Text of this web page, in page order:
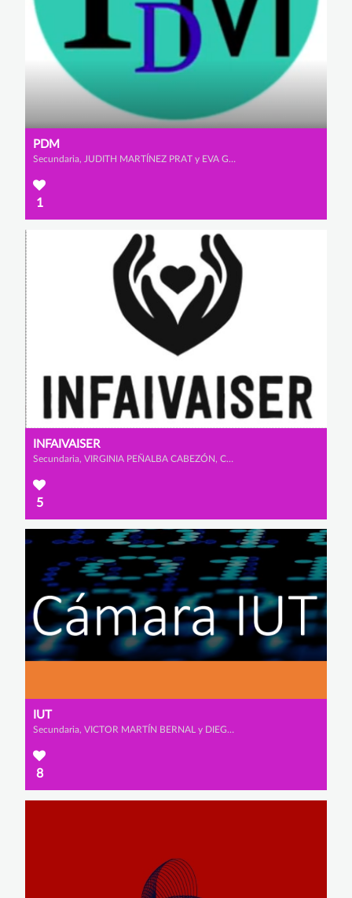
PDM
Secundaria, JUDITH MARTÍNEZ PRAT y EVA GÓMEZ DE LA POLA
1
INFAIVAISER
Secundaria, VIRGINIA PEÑALBA CABEZÓN, CLAUDIA MORENO RINCÓN y SANDRA CAMACHO CAPELL
5
IUT
Secundaria, VICTOR MARTÍN BERNAL y DIEGO BLÁZQUEZ BANDEIRAS
8